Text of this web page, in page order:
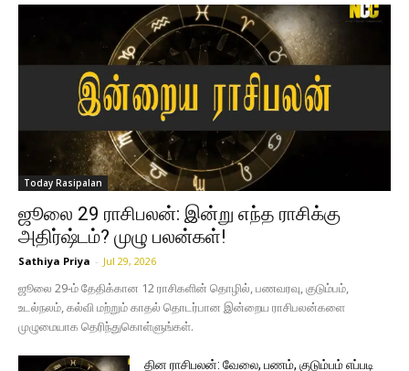
Today Rasipalan
ஜூலை 29 ராசிபலன்: இன்று எந்த ராசிக்கு
அதிர்ஷ்டம்? முழு பலன்கள்!
Sathiya Priya - Jul 29, 2026
ஜூலை 29-ம் தேதிக்கான 12 ராசிகளின் தொழில், பணவரவு, குடும்பம்,
உடல்நலம், கல்வி மற்றும் காதல் தொடர்பான இன்றைய ராசிபலன்களை
முழுமையாக தெரிந்துகொள்ளுங்கள்.
தின ராசிபலன்: வேலை, பணம், குடும்பம் எப்படி